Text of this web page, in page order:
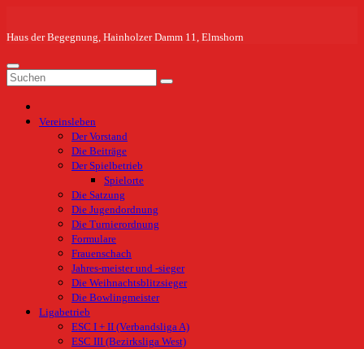
springen
Haus der Begegnung, Hainholzer Damm 11, Elmshorn
Vereinsleben
Der Vorstand
Die Beiträge
Der Spielbetrieb
Spielorte
Die Satzung
Die Jugendordnung
Die Turnierordnung
Formulare
Frauenschach
Jahres-meister und -sieger
Die Weihnachtsblitzsieger
Die Bowlingmeister
Ligabetrieb
ESC I + II (Verbandsliga A)
ESC III (Bezirksliga West)